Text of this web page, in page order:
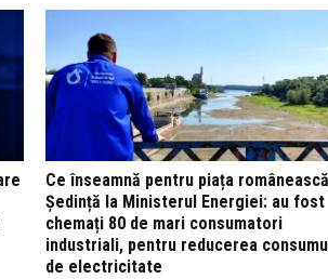
Ce înseamnă pentru piața
Ședință la Ministerul Energiei: au fost
chemați 80 de mari consumatori
industriali, pentru reducerea
de electricitate